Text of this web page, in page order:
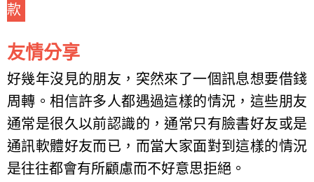
款
友情分享
好幾年沒見的朋友，突然來了一個訊息想要借錢
周轉。相信許多人都遇過這樣的情況，這些朋友
通常是很久以前認識的，通常只有臉書好友或是
通訊軟體好友而已，而當大家面對到這樣的情況
是往往都會有所顧慮而不好意思拒絕。